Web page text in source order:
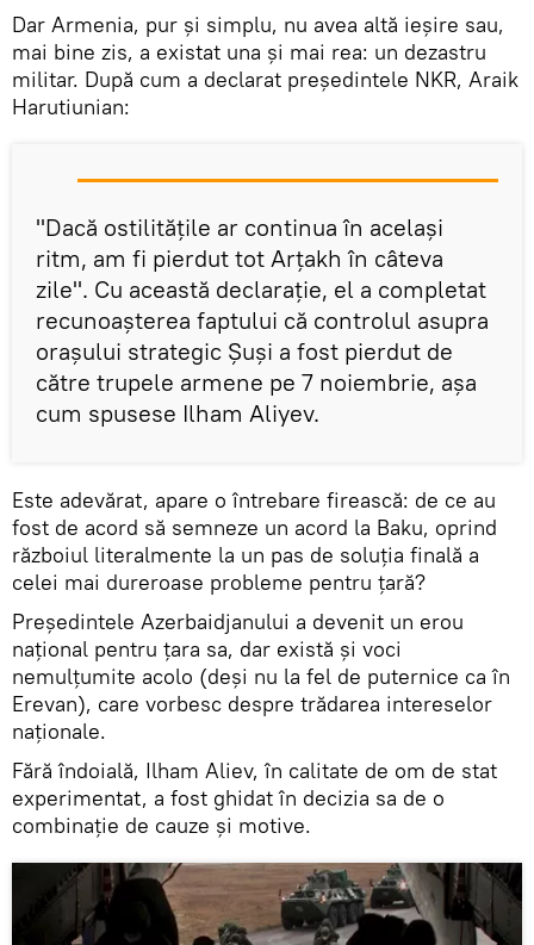
Dar Armenia, pur și simplu, nu avea altă ieșire sau,
mai bine zis, a existat una și mai rea: un dezastru
militar. După cum a declarat președintele NKR, Araik
Harutiunian:
"Dacă ostilitățile ar continua în același
ritm, am fi pierdut tot Arțakh în câteva
zile". Cu această declarație, el a completat
recunoașterea faptului că controlul asupra
orașului strategic Șuși a fost pierdut de
către trupele armene pe 7 noiembrie, așa
cum spusese Ilham Aliyev.
Este adevărat, apare o întrebare firească: de ce au
fost de acord să semneze un acord la Baku, oprind
războiul literalmente la un pas de soluția finală a
celei mai dureroase probleme pentru țară?
Președintele Azerbaidjanului a devenit un erou
național pentru țara sa, dar există și voci
nemulțumite acolo (deși nu la fel de puternice ca în
Erevan), care vorbesc despre trădarea intereselor
naționale.
Fără îndoială, Ilham Aliev, în calitate de om de stat
experimentat, a fost ghidat în decizia sa de o
combinație de cauze și motive.